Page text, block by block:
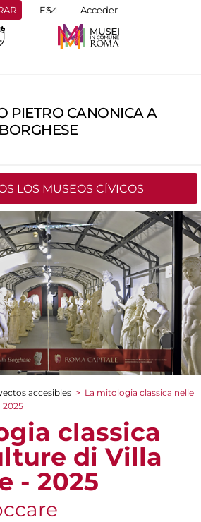
Acceder
PIETRO CANONICA A
LOS MUSEOS CÍVICOS
accesibles > La mitologia classica nelle
2025
classica
di Villa
- 2025